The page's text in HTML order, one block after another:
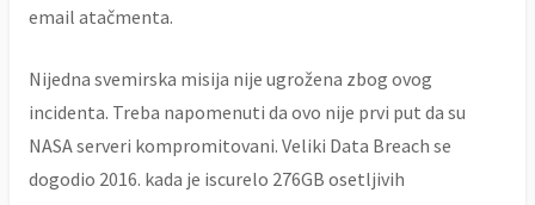
email atačmenta.
Nijedna svemirska misija nije ugrožena zbog ovog
incidenta. Treba napomenuti da ovo nije prvi put da su
NASA serveri kompromitovani. Veliki Data Breach se
dogodio 2016. kada je iscurelo 276GB osetljivih